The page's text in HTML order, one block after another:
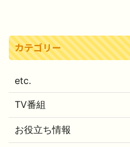
カテゴリー
etc.
TV番組
お役立ち情報